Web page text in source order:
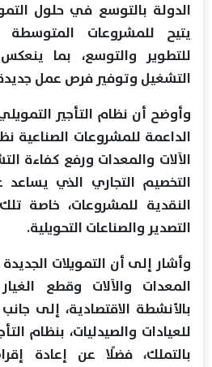
الدولة بالتوسع في حلول
يتيح للمشروعات المتوسطة
للتطوير والتوسع، بما
التشغيل وتوفير فرص عمل
وأوضح أن نظام التأجير
الداعمة للمشروعات الصناعية
الآلات والمعدات ورفع كفاءة
التخصيم التجاري الذي
النقدية للمشروعات، خاصة
التصدير والصناعات التحويلية.
وأشار إلى أن التمويلات
المعدات والآلات وقطع
بالأنشطة الاقتصادية، إلى
للعيادات والصيدليات، بنظام
بالتملك، فضلًا عن إعادة